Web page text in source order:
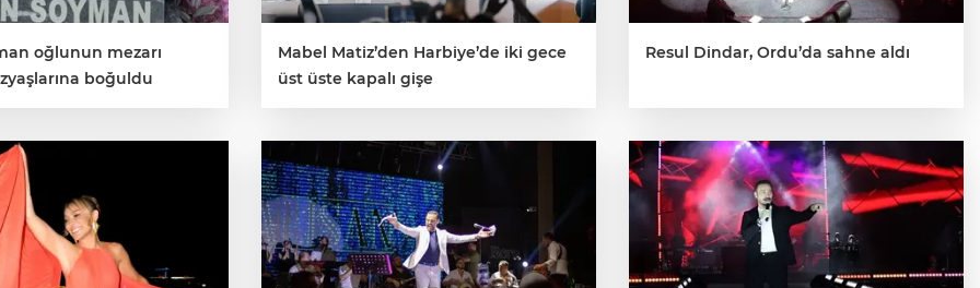
oğlunun mezarı
boğuldu
Mabel Matiz’den Harbiye’de iki gece
üst üste kapalı gişe
Resul Dindar, Ordu’da sahne aldı